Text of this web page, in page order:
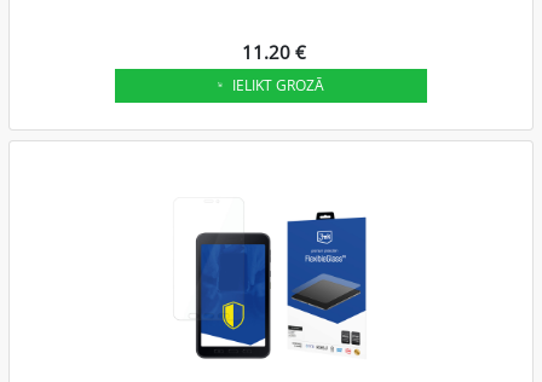
11.20 €
IELIKT GROZĀ